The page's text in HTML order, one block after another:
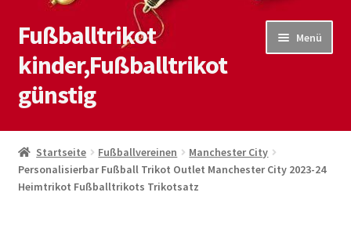
Zur
Navigation
springen
Zum
Inhalt
springen
Fußballtrikot
kinder,Fußballtrikot
günstig
Menü
Start
Blog
Startseite Fußballvereinen
Manchester City
Personalisierbar Fußball Trikot Outlet Manchester City 2023-24
Heimtrikot Fußballtrikots Trikotsatz